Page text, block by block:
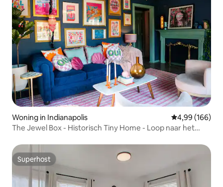
Woning in Indianapolis Gemiddelde
4,99 (166)
The Jewel Box - Historisch Tiny Home - Loop naar het
Superhost
Superhost